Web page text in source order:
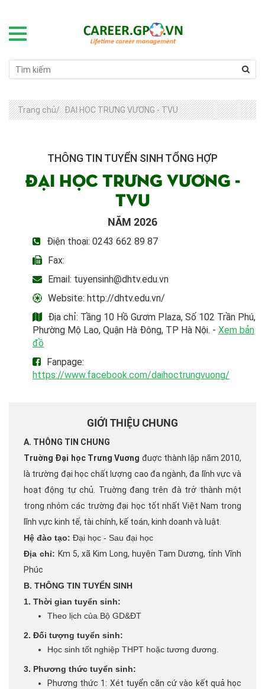
Trang chủ/ ĐẠI HỌC TRƯNG VƯƠNG - TVU
THÔNG TIN TUYỂN SINH TỔNG HỢP
ĐẠI HỌC TRƯNG VƯƠNG -
TVU
NĂM 2026
Điện thoại: 0243 662 89 87
Fax:
Email: tuyensinh@dhtv.edu.vn
Website: http://dhtv.edu.vn/
Địa chỉ: Tầng 10 Hồ Gươm Plaza, Số 102 Trần Phú,
Phường Mộ Lao, Quận Hà Đông, TP Hà Nội. - Xem bản
đồ
Fanpage:
https://www.facebook.com/daihoctrungvuong/
GIỚI THIỆU CHUNG
A. THÔNG TIN CHUNG
Truờng Đại học Trưng Vuơng đuợc thành lập năm 2010,
là trường đại học chất lượng cao đa ngành, đa lĩnh vực và
hoạt động tự chủ. Truờng đang trên đà trở thành một
trong nhóm các trường đại học tốt nhất Việt Nam trong
lĩnh vực kinh tế, tài chính, kế toán, kinh doanh và luật.
Hệ đào tạo: Đại học - Sau đại học
Địa chỉ: Km 5, xã Kim Long, huyện Tam Dương, tỉnh Vĩnh
Phúc
B. THÔNG TIN TUYỂN SINH
1. Thời gian tuyển sinh:
Theo lịch của Bộ GD&ĐT
2. Đối tượng tuyển sinh:
Học sinh tốt nghiệp THPT hoặc tương đương.
3. Phương thức tuyển sinh:
Phương thức 1: Xét tuyển căn cứ vào kết quả học